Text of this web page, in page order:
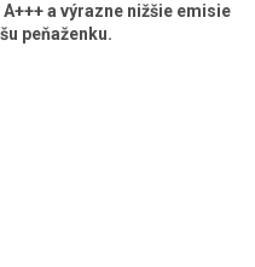
a výrazne nižšie emisie
peňaženku.